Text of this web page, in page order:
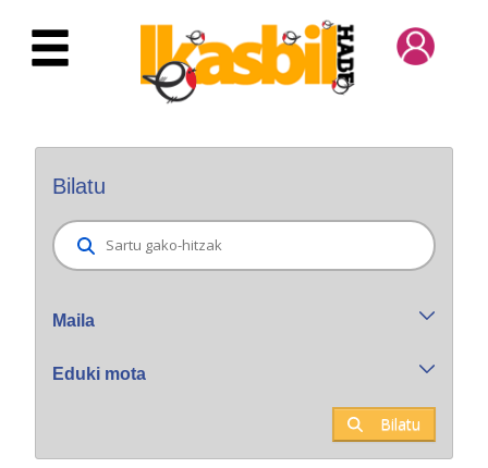
Eduki nagusira joan
Bilatu
Maila
Eduki mota
Bilatu